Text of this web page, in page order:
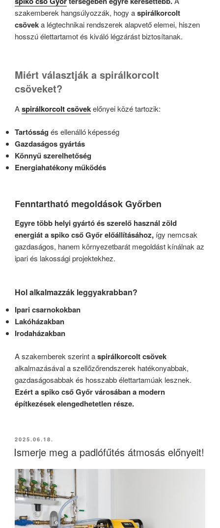
szakemberek hangsúlyozzák, hogy aspirálkorcolt
csöveka légtechnikai rendszerek alapvető elemei, hiszen
hosszú élettartamot és kiváló légzárást biztosítanak.
Miért választják a spirálkorcolt
csöveket?
Aspirálkorcolt csövekelőnyei közé tartozik:
Tartósság és ellenálló képesség
Gazdaságos gyártás
Könnyű szerelhetőség
Energiahatékony működés
Fenntartható megoldások Győrben
Egyre több helyi gyártó és szerelő használ zöld
energiát a spiko cső Győr előállításához, így nemcsak
gazdaságos, hanem környezetbarát megoldást kínálnak az
ipari és lakossági projektekhez.
Hol alkalmazzák leggyakrabban?
Ipari csarnokokban
Lakóházakban
Irodaházakban
A szakemberek szerint aspirálkorcolt csövek
alkalmazásával a szellőzőrendszerek hatékonyabbak,
gazdaságosabbak és hosszabb élettartamúak lesznek.
Ezért a spiko cső Győr városában a modern
építkezések elengedhetetlen része.
BEKÜLDVE:
2025.06.18.
Ismerje meg a padlófűtés átmosás előnyeit!